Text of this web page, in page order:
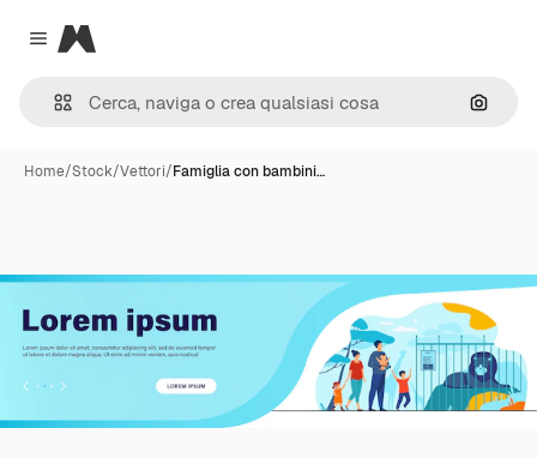
Close menu
Magnific
Cerca
Home/Stock/Vettori/Famiglia con bambini…